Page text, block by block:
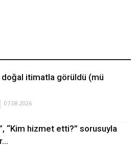
doğal itimatla görüldü (mü
07.08.2026
“Kim hizmet etti?” sorusuyla